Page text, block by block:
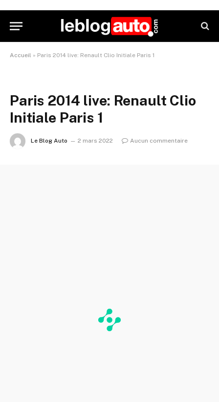
Accueil » Paris 2014 live: Renault Clio Initiale Paris 1
Paris 2014 live: Renault Clio
Initiale Paris 1
Le Blog Auto 2 mars 2022 Aucun commentaire